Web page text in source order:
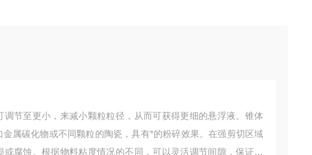
节至更小，来减小颗粒粒径，从而可获得更细的悬浮液。锥体
属碳化物或不同颗粒的陶瓷，具有*的粉碎效果。在强剪切区域
或腐蚀。根据物料粘度情况的不同，可以灵活调节间隙，保证处